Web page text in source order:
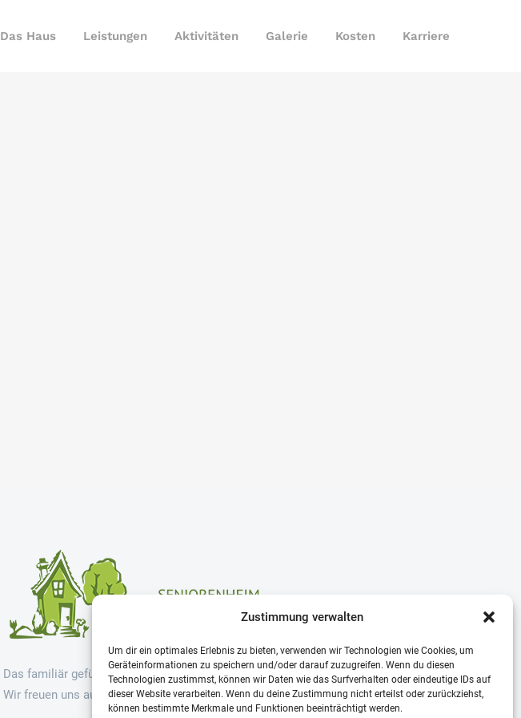
Zustimmung verwalten
Um dir ein optimales Erlebnis zu bieten, verwenden wir Technologien wie Cookies, um
Geräteinformationen zu speichern und/oder darauf zuzugreifen. Wenn du diesen
Technologien zustimmst, können wir Daten wie das Surfverhalten oder eindeutige IDs auf
dieser Website verarbeiten. Wenn du deine Zustimmung nicht erteilst oder zurückziehst,
können bestimmte Merkmale und Funktionen beeinträchtigt werden.
Das Haus Leistungen Aktivitäten Galerie Kosten Karriere
Das familiär geführte Seniorenheim für Dich oder Deine Angehörigen in Hechthausen.
Wir freuen uns auf ein persönliches Kennenlernen.